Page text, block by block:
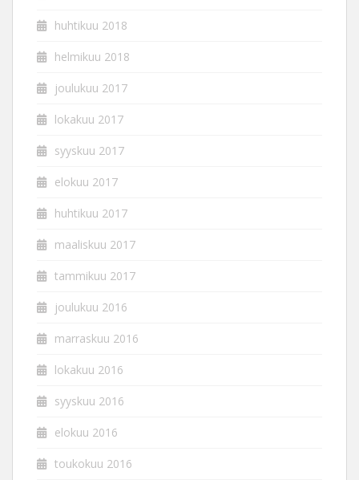
huhtikuu 2018
helmikuu 2018
joulukuu 2017
lokakuu 2017
syyskuu 2017
elokuu 2017
huhtikuu 2017
maaliskuu 2017
tammikuu 2017
joulukuu 2016
marraskuu 2016
lokakuu 2016
syyskuu 2016
elokuu 2016
toukokuu 2016